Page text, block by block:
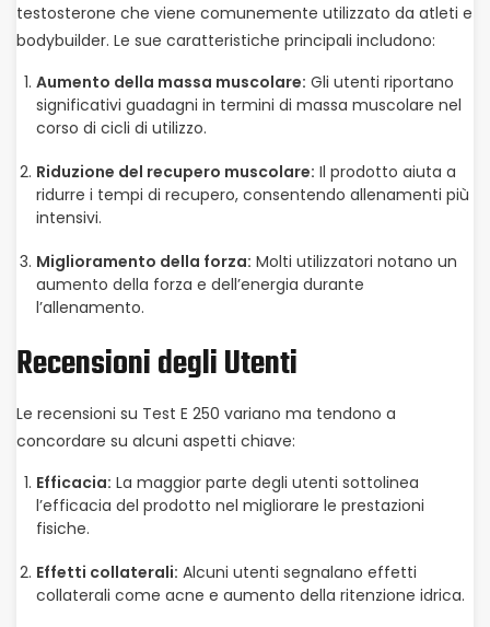
testosterone che viene comunemente utilizzato da atleti e
bodybuilder. Le sue caratteristiche principali includono:
Aumento della massa muscolare: Gli utenti riportano
significativi guadagni in termini di massa muscolare nel
corso di cicli di utilizzo.
Riduzione del recupero muscolare: Il prodotto aiuta a
ridurre i tempi di recupero, consentendo allenamenti più
intensivi.
Miglioramento della forza: Molti utilizzatori notano un
aumento della forza e dell’energia durante
l’allenamento.
Recensioni degli Utenti
Le recensioni su Test E 250 variano ma tendono a
concordare su alcuni aspetti chiave:
Efficacia: La maggior parte degli utenti sottolinea
l’efficacia del prodotto nel migliorare le prestazioni
fisiche.
Effetti collaterali: Alcuni utenti segnalano effetti
collaterali come acne e aumento della ritenzione idrica.